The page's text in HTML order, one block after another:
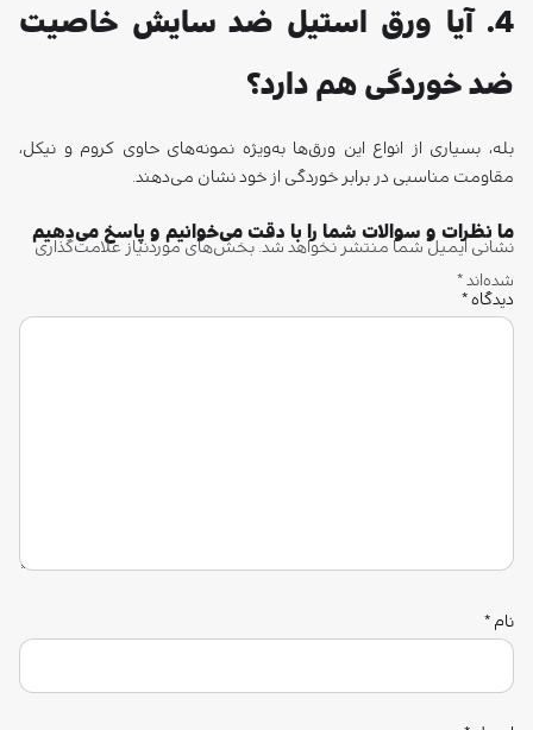
مقاومت مناسبی در برابر خوردگی از خود نشان می‌دهند.
ما نظرات و سوالات شما را با دقت می‌خوانیم و پاسخ می‌دهیم
نشانی ایمیل شما منتشر نخواهد شد. بخش‌های موردنیاز علامت‌گذاری
دیدگاه*
وب‌ سایت